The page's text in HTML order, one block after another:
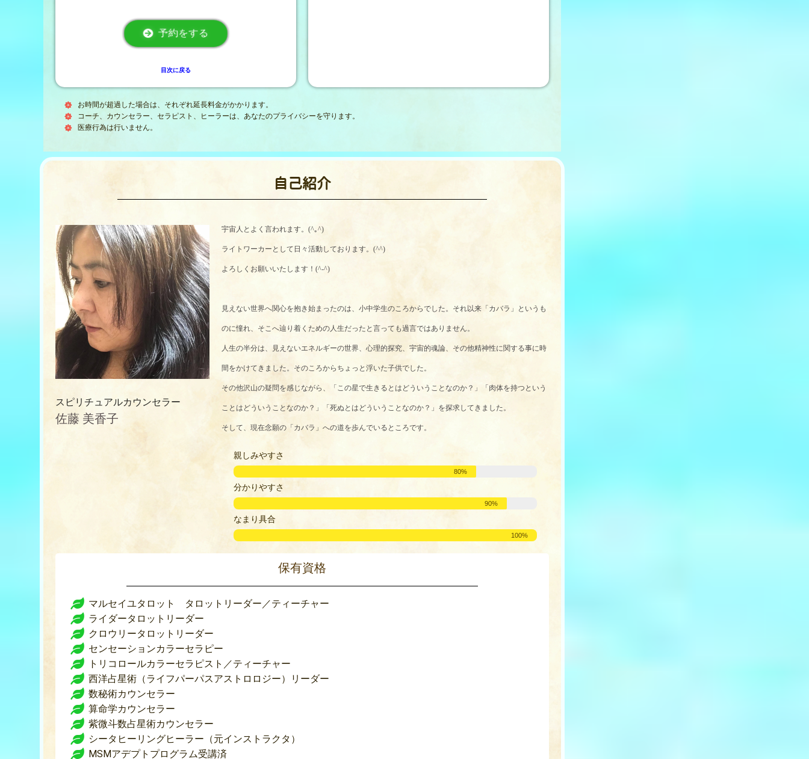
予約をする
目次に戻る
お時間が超過した場合は、それぞれ延長料金がかかります。
コーチ、カウンセラー、セラピスト、ヒーラーは、あなたのプライバシーを守ります。
医療行為は行いません。
自己紹介
スピリチュアルカウンセラー
佐藤 美香子
宇宙人とよく言われます。(^｡^)
ライトワーカーとして日々活動しております。(^^)
よろしくお願いいたします！(^-^)
見えない世界へ関心を抱き始まったのは、小中学生のころからでした。それ以来「カバラ」というも
のに憧れ、そこへ辿り着くための人生だったと言っても過言ではありません。
人生の半分は、見えないエネルギーの世界、心理的探究、宇宙的魂論、その他精神性に関する事に時
間をかけてきました。そのころからちょっと浮いた子供でした。
その他沢山の疑問を感じながら、「この星で生きるとはどういうこ となのか？」「肉体を持つという
ことはどういうことなのか？」「 死ぬとはどういうことなのか？」を探求してきました。
そして、現在念願の「カバラ」への道を歩んでいるところです。
親しみやすさ
80%
分かりやすさ
90%
なまり具合
100%
保有資格
マルセイユタロット タロットリーダー／ティーチャー
ライダータロットリーダー
クロウリータロットリーダー
センセーションカラーセラピー
トリコロールカラーセラピスト／ティーチャー
西洋占星術（ライフパーパスアストロロジー）リーダー
数秘術カウンセラー
算命学カウンセラー
紫微斗数占星術カウンセラー
シータヒーリングヒーラー（元インストラクタ）
MSMアデプトプログラム受講済